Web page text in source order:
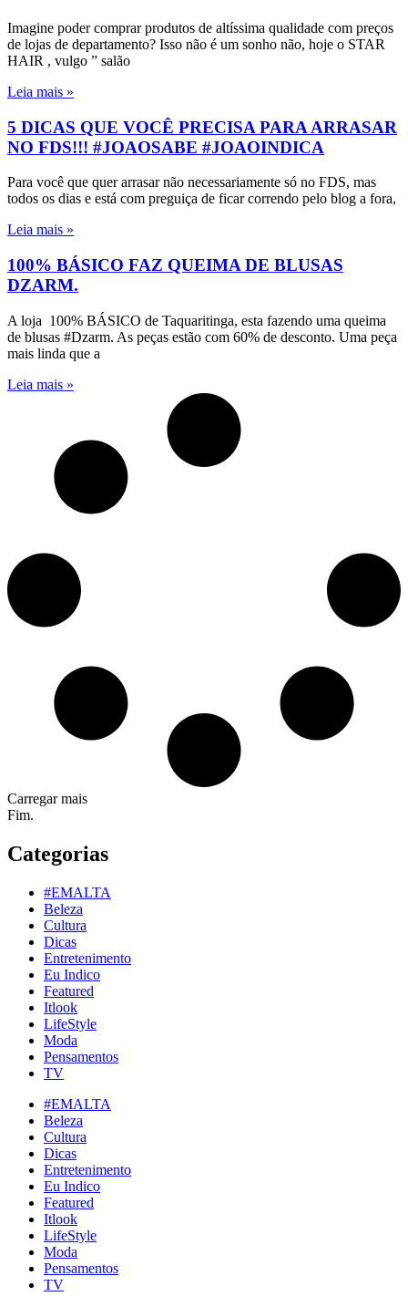
Imagine poder comprar produtos de altíssima qualidade com preços
de lojas de departamento? Isso não é um sonho não, hoje o STAR
HAIR , vulgo ” salão
Leia mais »
5 DICAS QUE VOCÊ PRECISA PARA ARRASAR
NO FDS!!! #JOAOSABE #JOAOINDICA
Para você que quer arrasar não necessariamente só no FDS, mas
todos os dias e está com preguiça de ficar correndo pelo blog a fora,
Leia mais »
100% BÁSICO FAZ QUEIMA DE BLUSAS
DZARM.
A loja 100% BÁSICO de Taquaritinga, esta fazendo uma queima
de blusas #Dzarm. As peças estão com 60% de desconto. Uma peça
mais linda que a
Leia mais »
Carregar mais
Fim.
Categorias
#EMALTA
Beleza
Cultura
Dicas
Entretenimento
Eu Indico
Featured
Itlook
LifeStyle
Moda
Pensamentos
TV
#EMALTA
Beleza
Cultura
Dicas
Entretenimento
Eu Indico
Featured
Itlook
LifeStyle
Moda
Pensamentos
TV